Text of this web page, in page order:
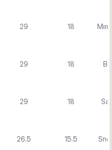
29 18
29 18
29 18
26.5 15.5